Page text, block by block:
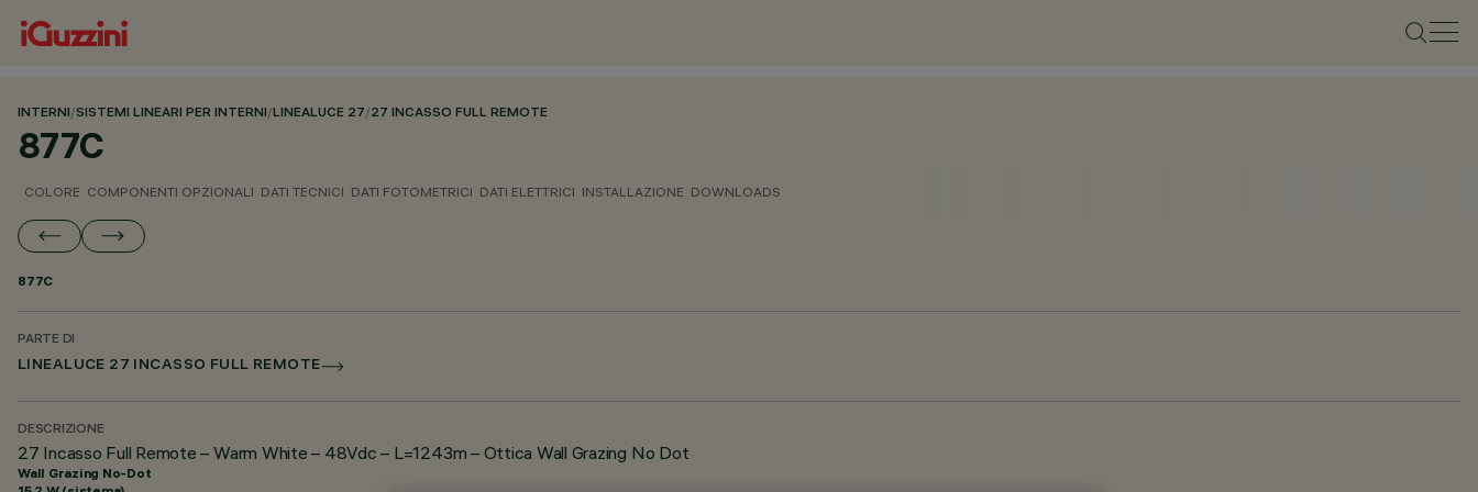
INTERNI/SISTEMI LINEARI PER INTERNI/LINEALUCE 27/27 INCASSO FULL REMOTE
877C
COLORE COMPONENTI OPZIONALI DATI TECNICI DATI FOTOMETRICI DATI ELETTRICI INSTALLAZIONE DOWNLOADS
877C
PARTE DI
LINEALUCE 27 INCASSO FULL REMOTE
DESCRIZIONE
27 Incasso Full Remote – Warm White – 48Vdc – L=1243m – Ottica Wall Grazing No Dot
Wall Grazing No-Dot